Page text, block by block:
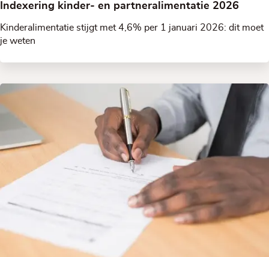
Indexering kinder- en partneralimentatie 2026
Kinderalimentatie stijgt met 4,6% per 1 januari 2026: dit moet
je weten